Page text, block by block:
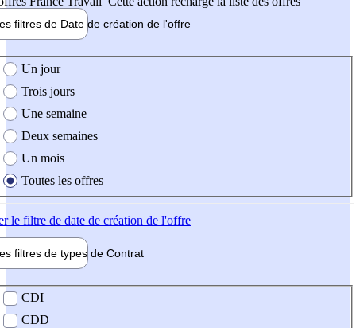
filtres de Date de création de l'offre
création de l'offre
Un jour
Trois jours
Une semaine
Deux semaines
Un mois
Toutes les offres
le filtre de date de création de l'offre
filtres de types de Contrat
contrat
CDI
CDD